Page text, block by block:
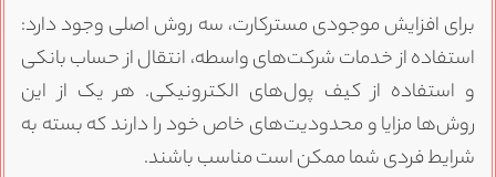
برای افزایش موجودی مسترکارت، سه روش اصلی وجود دارد:
استفاده از خدمات شرکت‌های واسطه، انتقال از حساب بانکی
و استفاده از کیف پول‌های الکترونیکی. هر یک از این
روش‌ها مزایا و محدودیت‌های خاص خود را دارند که بسته به
شرایط فردی شما ممکن است مناسب باشند.